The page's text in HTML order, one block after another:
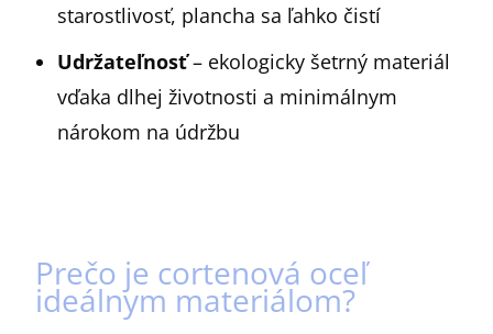
starostlivosť, plancha sa ľahko čistí
Udržateľnosť– ekologicky šetrný materiál
vďaka dlhej životnosti a minimálnym
nárokom na údržbu
Prečo je cortenová oceľ
ideálnym materiálom?